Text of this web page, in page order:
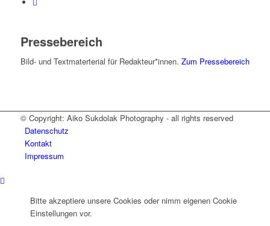
Pressebereich
Bild- und Textmaterterial für Redakteur*innen. Zum Pressebereich
© Copyright: Aiko Sukdolak Photography - all rights reserved
Datenschutz
Kontakt
Impressum
Bitte akzeptiere unsere Cookies oder nimm eigenen Cookie
Einstellungen vor.